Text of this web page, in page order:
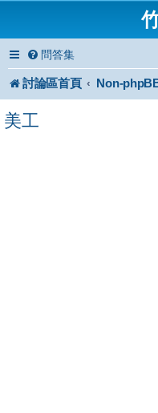
問答集
討論區首頁
美工